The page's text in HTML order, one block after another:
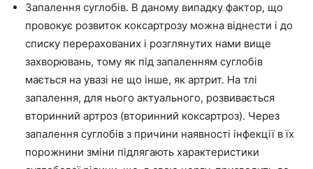
Запалення суглобів. В даному випадку фактор, що
провокує розвиток коксартрозу можна віднести і до
списку перерахованих і розглянутих нами вище
захворювань, тому як під запаленням суглобів
мається на увазі не що інше, як артрит. На тлі
запалення, для нього актуального, розвивається
вторинний артроз (вторинний коксартроз). Через
запалення суглобів з причини наявності інфекції в їх
порожнини зміни підлягають характеристики